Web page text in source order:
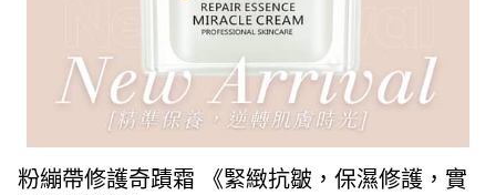
粉繃帶修護奇蹟霜 《緊緻抗皺，保濕修護，實